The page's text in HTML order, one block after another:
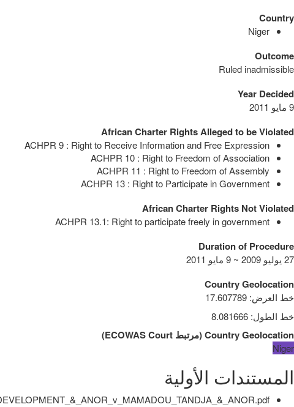
Country
Niger
Outcome
Ruled inadmissible
Year Decided
9 مايو 2011
African Charter Rights Alleged to be Violated
ACHPR 9 : Right to Receive Information and Free Expression
ACHPR 10 : Right to Freedom of Association
ACHPR 11 : Right to Freedom of Assembly
ACHPR 13 : Right to Participate in Government
African Charter Rights Not Violated
ACHPR 13.1: Right to participate freely in government
Duration of Procedure
27 يوليو 2009 ~ 9 مايو 2011
Country Geolocation
خط العرض:
17.607789
خط الطول:
8.081666
Country Geolocation
(مرتبط ECOWAS Court
)
Niger
المستندات الأولية